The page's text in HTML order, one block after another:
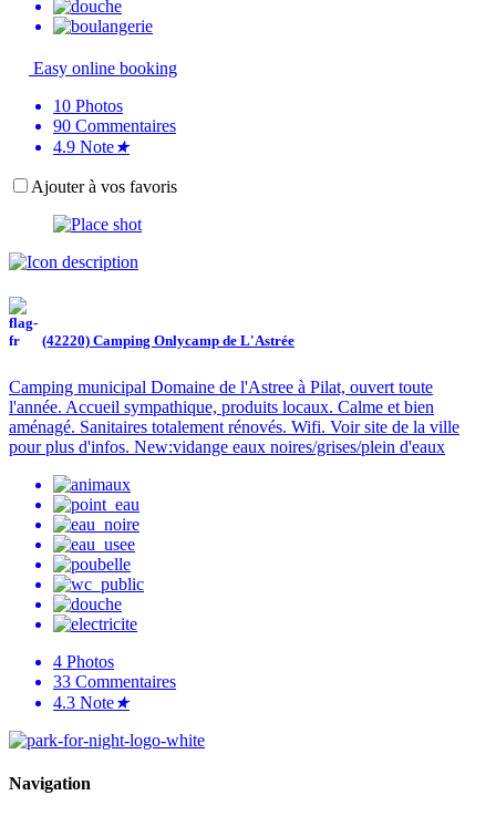
Easy online booking
10 Photos
90 Commentaires
4.9 Note★
Ajouter à vos favoris
(42220) Camping Onlycamp de L'Astrée
Camping municipal Domaine de l'Astree à Pilat, ouvert toute
l'année. Accueil sympathique, produits locaux. Calme et bien
aménagé. Sanitaires totalement rénovés. Wifi. Voir site de la ville
pour plus d'infos. New:vidange eaux noires/grises/plein d'eaux
4 Photos
33 Commentaires
4.3 Note★
Navigation